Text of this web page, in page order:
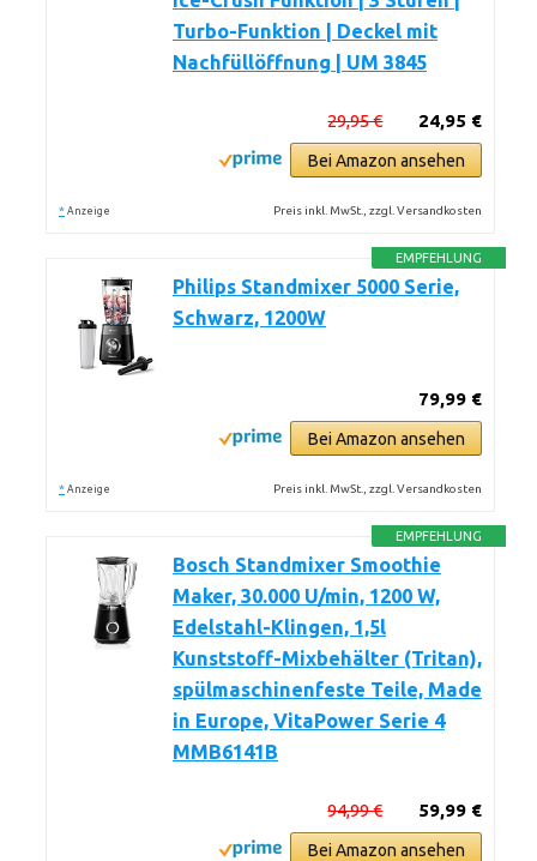
Turbo-Funktion | Deckel mit
Nachfüllöffnung | UM 3845
24,95 €
29,95 €
Bei Amazon ansehen
* Anzeige Preis inkl. MwSt., zzgl. Versandkosten
EMPFEHLUNG
Philips Standmixer 5000 Serie,
Schwarz, 1200W
79,99 €
Bei Amazon ansehen
* Anzeige Preis inkl. MwSt., zzgl. Versandkosten
EMPFEHLUNG
Bosch Standmixer Smoothie
Maker, 30.000 U/min, 1200 W,
Edelstahl-Klingen, 1,5l
Kunststoff-Mixbehälter (Tritan),
spülmaschinenfeste Teile, Made
in Europe, VitaPower Serie 4
MMB6141B
59,99 €
94,99 €
Bei Amazon ansehen